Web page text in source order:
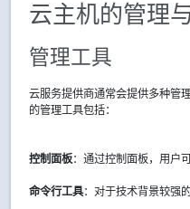
云主机的管理
管理工具
云服务提供商通常会提供多种管
的管理工具包括：
控制面板：通过控制面板，用户
命令行工具：对于技术背景较强